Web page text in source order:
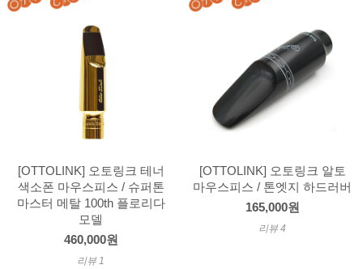
[OTTOLINK] 오토링크 테너
색소폰 마우스피스 / 슈퍼톤
마스터 메탈 100th 플로리다
모델
460,000원
리뷰 1
[OTTOLINK] 오토링크 알토
마우스피스 / 톤엣지 하드러버
165,000원
리뷰 4